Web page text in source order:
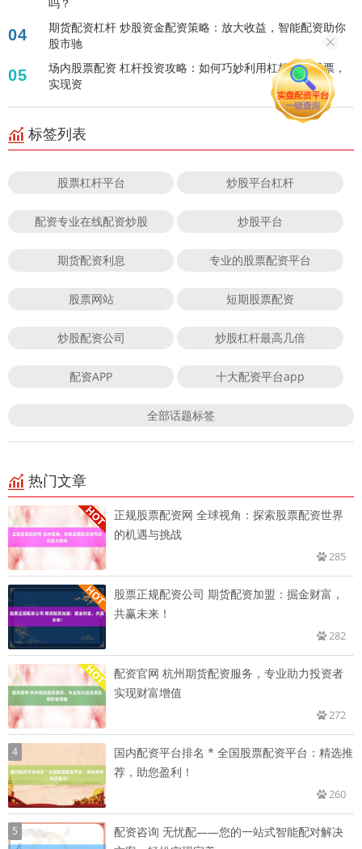
04
期货配资杠杆 炒股资金配资策略：放大收益，智能配资助你
股市驰
05
场内股票配资 杠杆投资攻略：如何巧妙利用杠杆购买股票，
实现资
标签列表
股票杠杆平台 炒股平台杠杆
配资专业在线配资炒股 炒股平台
期货配资利息 专业的股票配资平台
股票网站 短期股票配资
炒股配资公司 炒股杠杆最高几倍
配资APP 十大配资平台app
全部话题标签
热门文章
正规股票配资网 全球视角：探索股票配资世界
的机遇与挑战
285
股票正规配资公司 期货配资加盟：掘金财富，
共赢未来！
282
配资官网 杭州期货配资服务，专业助力投资者
实现财富增值
272
4
国内配资平台排名 * 全国股票配资平台：精选推
荐，助您盈利！
260
5
配资咨询 无忧配——您的一站式智能配对解决